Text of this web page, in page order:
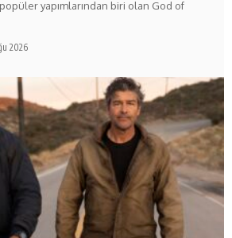
yapımlarından biri olan God of
2026